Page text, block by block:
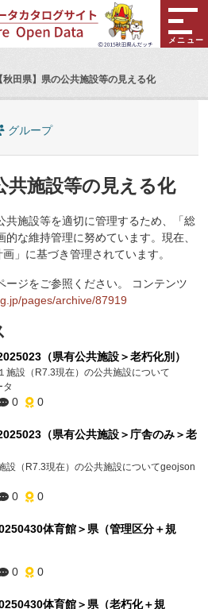
メニュー
【秋田県】県の公共施設等の見える化
グループ
共施設等の見える化
共施設等を適切に管理するため、「総
な維持管理に努めています。現在、
」に基づき管理されています。
ージをご参照ください。 コンテンツ
pages/archive/87919
（県有公共施設＞老朽化別）
施設（R7.3現在）の公共施設について
0 0
（県有公共施設＞庁舎のみ＞老
設（R7.3現在）の公共施設についてgeojson
0 0
体育館＞県（管理区分＋規
0 0
体育館＞県（老朽化＋規